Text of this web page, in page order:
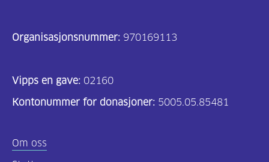
Organisasjonsnummer: 970169113
Vipps en gave: 02160
Kontonummer for donasjoner: 5005.05.85481
Om oss